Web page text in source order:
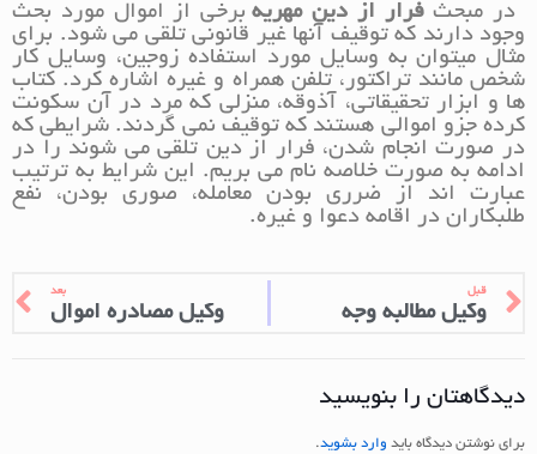
در مبحثفرار از دین مهریهبرخی از اموال مورد بحث
وجود دارند که توقیف آنها غیر قانونی تلقی می شود. برای
مثال میتوان به وسایل مورد استفاده زوجین، وسایل کار
شخص مانند تراکتور، تلفن همراه و غیره اشاره کرد. کتاب
ها و ابزار تحقیقاتی، آذوقه، منزلی که مرد در آن سکونت
کرده جزو اموالی هستند که توقیف نمی گردند. شرایطی که
در صورت انجام شدن، فرار از دین تلقی می شوند را در
ادامه به صورت خلاصه نام می بریم. این شرایط به ترتیب
عبارت اند از ضرری بودن معامله، صوری بودن، نفع
طلبکاران در اقامه دعوا و غیره.
قبل
وکیل مطالبه وجه
بعد
وکیل مصادره اموال
دیدگاهتان را بنویسید
برای نوشتن دیدگاه باید وارد بشوید.